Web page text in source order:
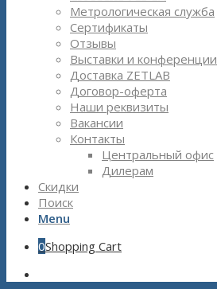
Метрологическая служба
Сертификаты
Отзывы
Выставки и конференции
Доставка ZETLAB
Договор-оферта
Наши реквизиты
Вакансии
Контакты
Центральный офис
Дилерам
Скидки
Поиск
Menu
0Shopping Cart